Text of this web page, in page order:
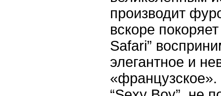
производит
вскоре
Safari”
элегантное и